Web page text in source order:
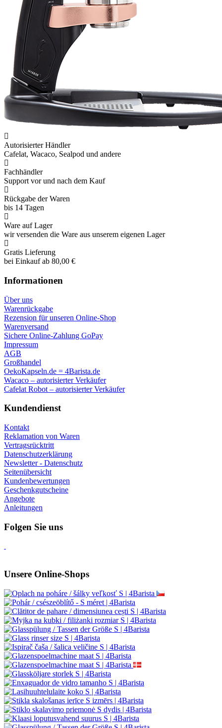
Autorisierter Händler
Cafelat, Wacaco, Sealpod und andere
Fachhändler
Support vor und nach dem Kauf
Rückgabe der Waren
bis 14 Tagen
Ware auf Lager
wir versenden die Ware aus unserem eigenen Lager
Gratis Lieferung
bei Einkauf ab 80,00 €
Informationen
Über uns
Warenrückgabe
Rezension für unseren Online-Shop
Warenversand
Sichere Online-Zahlung GoPay
Impressum
AGB
Großhandel
OekoKapseln.de = 4Barista.de
Wacaco – autorisierter Verkäufer
Cafelat Robot – autorisierter Verkäufer
Kundendienst
Kontakt
Reklamation von Waren
Vertragsrücktritt
Datenschutzerklärung
Newsletter - Datenschutz
Seitenübersicht
Kundenbewertungen
Geschenkgutscheine
Angebote
Anleitungen
Folgen Sie uns
Unsere Online-Shops